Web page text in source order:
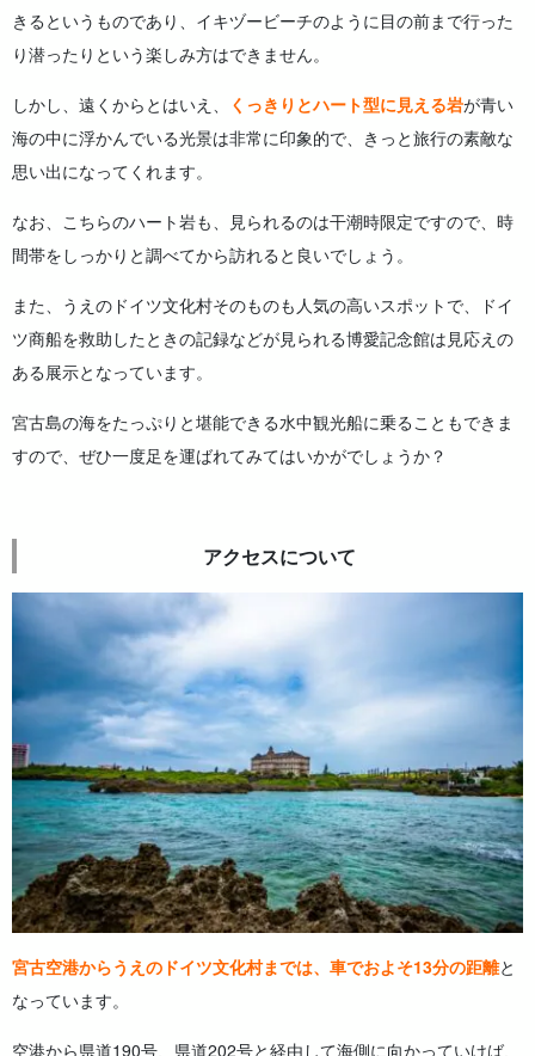
きるというものであり、イキヅービーチのように目の前まで行った
り潜ったりという楽しみ方はできません。
しかし、遠くからとはいえ、 くっきりとハート型に見える岩が青い
海の中に浮かんでいる光景は非常に印象的で、きっと旅行の素敵な
思い出になってくれます。
なお、こちらのハート岩も、見られるのは干潮時限定ですので、時
間帯をしっかりと調べてから訪れると良いでしょう。
また、うえのドイツ文化村そのものも人気の高いスポットで、ドイ
ツ商船を救助したときの記録などが見られる博愛記念館は見応えの
ある展示となっています。
宮古島の海をたっぷりと堪能できる水中観光船に乗ることもできま
すので、ぜひ一度足を運ばれてみてはいかがでしょうか？
アクセスについて
宮古空港からうえのドイツ文化村までは、車でおよそ13分の距離と
なっています。
空港から県道190号、県道202号と経由して海側に向かっていけば、